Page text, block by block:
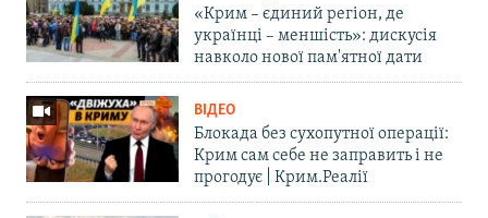
«Крим – єдиний регіон, де
українці – меншість»: дискусія
навколо нової пам'ятної дати
ВІДЕО
Блокада без сухопутної операції:
Крим сам себе не заправить і не
прогодує | Крим.Реалії